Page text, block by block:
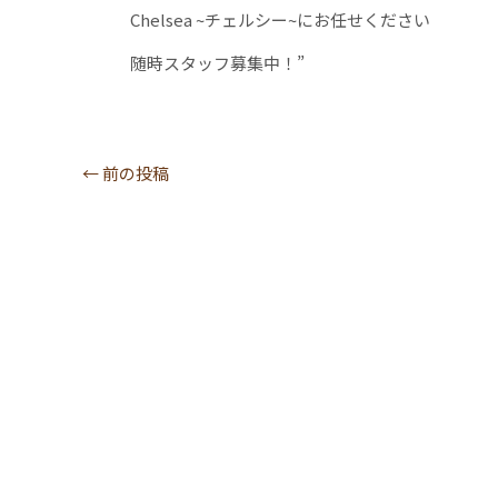
Chelsea ~チェルシー~にお任せください
随時スタッフ募集中！”
←前の投稿